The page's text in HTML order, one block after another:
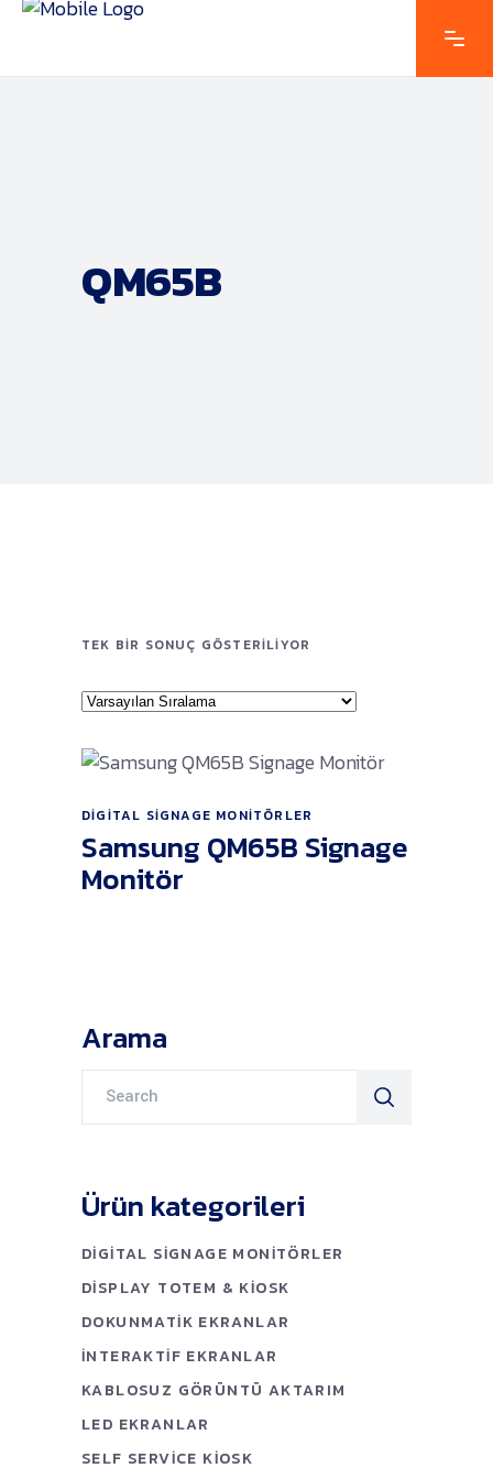
QM65B
TEK BIR SONUÇ GÖSTERILIYOR
DIGITAL SIGNAGE MONITÖRLER
Samsung QM65B Signage
Monitör
Arama
Search
for:
Ürün kategorileri
DIGITAL SIGNAGE MONITÖRLER
DISPLAY TOTEM & KIOSK
DOKUNMATIK EKRANLAR
İNTERAKTIF EKRANLAR
KABLOSUZ GÖRÜNTÜ AKTARIM
LED EKRANLAR
SELF SERVICE KIOSK